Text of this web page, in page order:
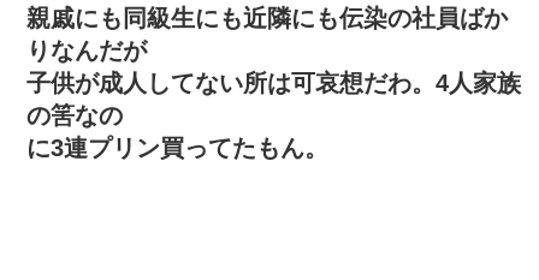
親戚にも同級生にも近隣にも伝染の社員ばか
りなんだが
子供が成人してない所は可哀想だわ。4人家族
の筈なの
に3連プリン買ってたもん。